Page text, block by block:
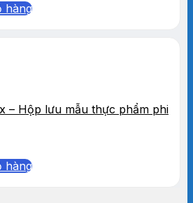
hàng
– Hộp lưu mẫu thực phẩm phi
hàng